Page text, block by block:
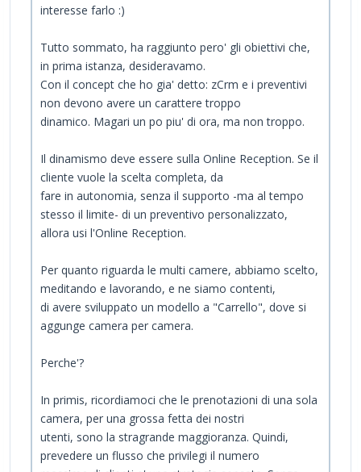
interesse farlo :)
Tutto sommato, ha raggiunto pero' gli obiettivi che,
in prima istanza, desideravamo.
Con il concept che ho gia' detto: zCrm e i preventivi
non devono avere un carattere troppo
dinamico. Magari un po piu' di ora, ma non troppo.
Il dinamismo deve essere sulla Online Reception. Se il
cliente vuole la scelta completa, da
fare in autonomia, senza il supporto -ma al tempo
stesso il limite- di un preventivo personalizzato,
allora usi l'Online Reception.
Per quanto riguarda le multi camere, abbiamo scelto,
meditando e lavorando, e ne siamo contenti,
di avere sviluppato un modello a "Carrello", dove si
aggunge camera per camera.
Perche'?
In primis, ricordiamoci che le prenotazioni di una sola
camera, per una grossa fetta dei nostri
utenti, sono la stragrande maggioranza. Quindi,
prevedere un flusso che privilegi il numero